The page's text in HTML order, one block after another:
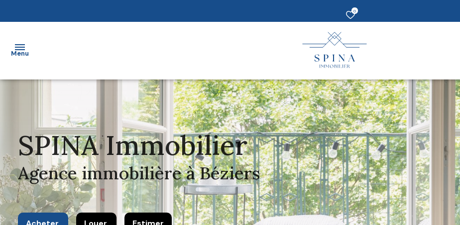
0
Menu
Acheter
Louer
Estimer
un bien
Mieux
SPINA Immobilier
Agence immobilière à Béziers